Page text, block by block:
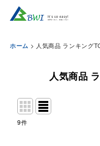
ホーム > 人気商品 ランキング
人気商品
9件